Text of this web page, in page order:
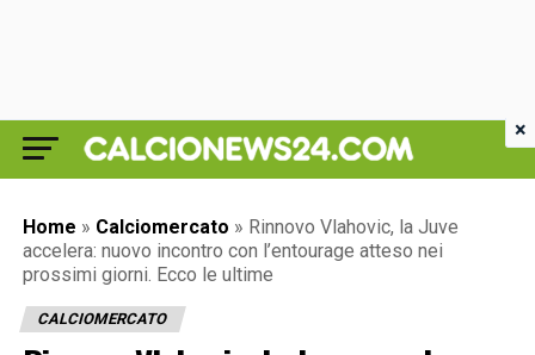
Home » Calciomercato » Rinnovo Vlahovic, la Juve
accelera: nuovo incontro con l’entourage atteso nei
prossimi giorni. Ecco le ultime
CALCIOMERCATO
×